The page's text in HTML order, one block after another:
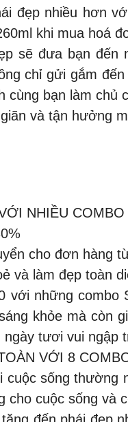
đẹp nhiều hơn
khi mua hoá
sẽ đưa bạn
chỉ gửi gắm
cùng bạn làm chủ
và tận hưởng
NHIỀU COMBO
cho đơn hàng
và làm đẹp toàn
với những combo
khỏe mà còn
ngày tươi vui ngập
VỚI 8
cuộc sống thường
cho cuộc sống và